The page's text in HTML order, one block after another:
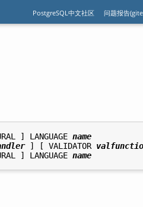
PostgreSQL中文社区 问题报告
] LANGUAGE name
] [ VALIDATOR
] LANGUAGE name